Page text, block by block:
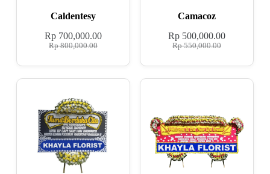
Caldentesy
Rp800,000.00
Rp700,000.00
Camacoz
Rp550,000.00
Rp 500,000.00